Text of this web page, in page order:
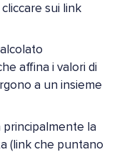
sui link
affina i valori di
a un insieme
principalmente la
(link che puntano